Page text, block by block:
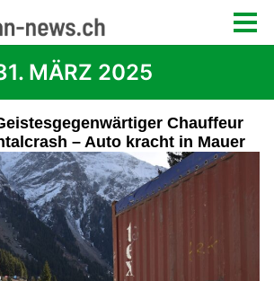
MÄRZ 2025
Chauffeur
– Auto kracht in Mauer